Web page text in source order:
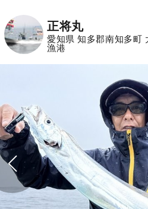
正将丸
愛知県 知多郡南知多町
漁港